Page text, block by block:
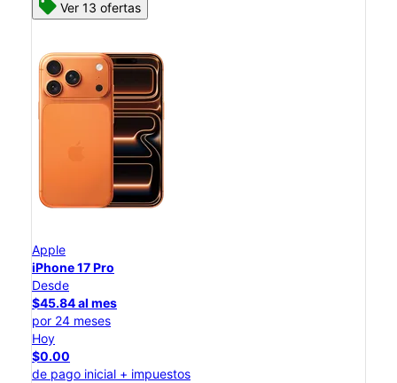
Ver 13 ofertas
Apple
iPhone 17 Pro
Desde
$45.84 al mes
por 24 meses
Hoy
$0.00
de pago inicial + impuestos